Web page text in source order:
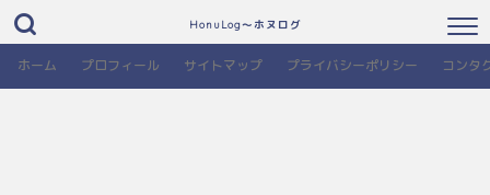
HonuLog～ホヌログ
ホーム プロフィール サイトマップ プライバシーポリシー コンタ